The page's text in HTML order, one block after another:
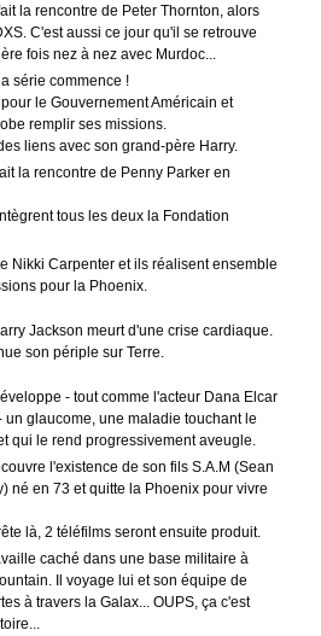
la rencontre de Peter Thornton, alors
C'est aussi ce jour qu'il se retrouve
fois nez à nez avec Murdoc...
série commence !
le Gouvernement Américain et
remplir ses missions.
liens avec son grand-père Harry.
la rencontre de Penny Parker en
tous les deux la Fondation
Nikki Carpenter et ils réalisent ensemble
pour la Phoenix.
Jackson meurt d'une crise cardiaque.
son périple sur Terre.
- tout comme l'acteur Dana Elcar
un glaucome, une maladie touchant le
qui le rend progressivement aveugle.
l'existence de son fils S.A.M (Sean
né en 73 et quitte la Phoenix pour vivre
là, 2 téléfilms seront ensuite produit.
caché dans une base militaire à
Il voyage lui et son équipe de
à travers la Galax... OUPS, ça c'est